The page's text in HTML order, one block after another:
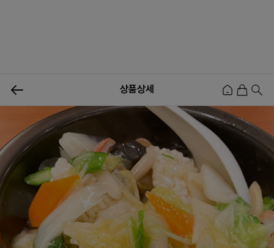
이벤트 메뉴쇼핑사업자등업신청
상품상세